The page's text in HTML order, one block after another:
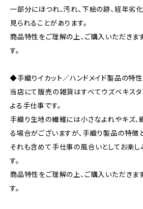
一部分にほつれ、汚れ、下絵の跡、経年劣
見られることがあります。
商品特性をご理解の上、ご購入いただきま
す。
◆手織りイカット／ハンドメイド製品の特
当店にて販売の雑貨はすべてウズベキスタ
よる手仕事です。
手織り生地の繊維には小さなよれやキズ、
る場合がございますが、手織り製品の特徴
それも含めて手仕事の風合いとしてお楽
す。
商品特性をご理解の上、ご購入いただきま
す。